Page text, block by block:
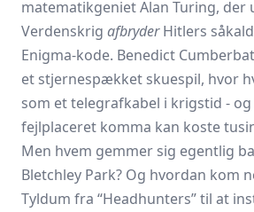
matematikgeniet Alan Turing, der
Verdenskrig afbryderHitlers
Enigma-kode. Benedict
et stjernespækket skuespil, hvor
som et telegrafkabel i krigstid -
fejlplaceret komma kan koste
Men hvem gemmer sig egentlig
Bletchley Park? Og hvordan kom
Tyldum fra “Headhunters” til at